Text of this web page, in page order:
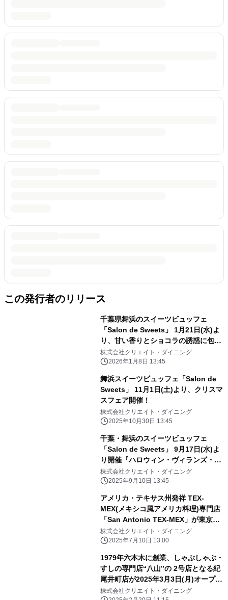
この発行者のリリース
千葉県舞浜のスイーツビュッフェ
「Salon de Sweets」 1月21日(水)よ
り、甘い香りとショコラの誘惑に包ま
れる 「バレンタインフェア」開催！
株式会社クリエイト・ダイニング
2026年1月8日 13:45
舞浜スイーツビュッフェ「Salon de
Sweets」 11月1日(土)より、クリスマ
スフェア開催！
株式会社クリエイト・ダイニング
2025年10月30日 13:45
千葉・舞浜のスイーツビュッフェ
「Salon de Sweets」 9月17日(水)よ
り開催『ハロウィン・ヴィランズ・サ
ロン』 ～ハロウィンの夜、ヴィラン
たちの甘美な饗宴へ～
株式会社クリエイト・ダイニング
2025年9月10日 13:45
アメリカ・テキサス州発祥 TEX-
MEX(メキシコ風アメリカ料理)専門店
「San Antonio TEX-MEX」が東京ミ
ッドタウン日比谷に 新業態として7月
18日(金)オープン！
株式会社クリエイト・ダイニング
2025年7月10日 13:00
1979年六本木に創業、しゃぶしゃぶ・
すしの専門店“八山”の 2号店となる紀
尾井町店が2025年3月3日(月)オープ
ン！
株式会社クリエイト・ダイニング